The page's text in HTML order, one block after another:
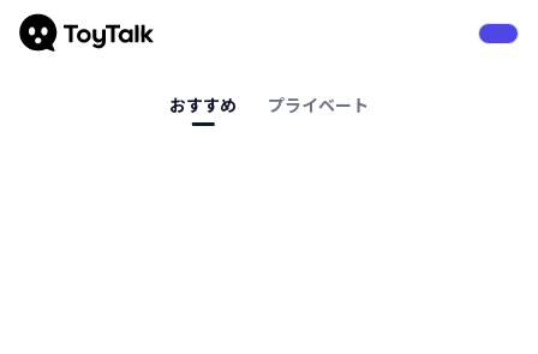
おすすめ プライベート